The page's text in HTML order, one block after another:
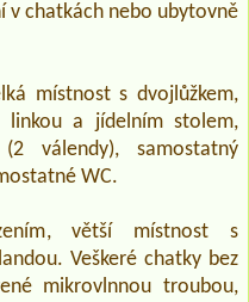
v chatkách nebo ubytovně
místnost s dvojlůžkem,
linkou a jídelním stolem,
válendy), samostatný
WC.
větší místnost s
Veškeré chatky bez
mikrovlnnou troubou,